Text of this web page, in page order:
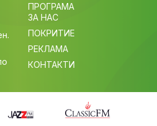
ПРОГРАМА
ЗА НАС
ПОКРИТИЕ
РЕКЛАМА
КОНТАКТИ